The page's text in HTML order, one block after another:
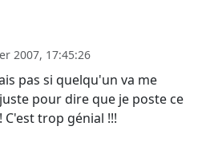
2007, 17:45:26
pas si quelqu'un va me
pour dire que je poste ce
C'est trop génial !!!